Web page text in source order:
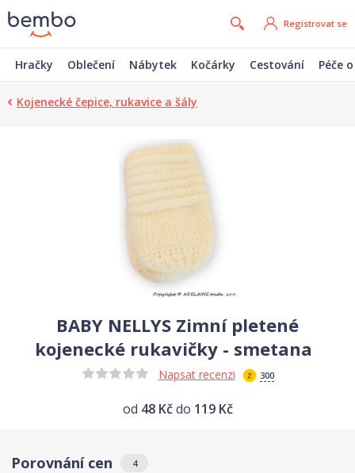
Registrovat se
Hračky Oblečení Nábytek Kočárky Cestování Péče
Kojenecké čepice, rukavice a šály
BABY NELLYS Zimní pletené
kojenecké rukavičky - smetana
Napsat recenzi 300
od 48 Kčdo 119 Kč
Porovnání cen 4